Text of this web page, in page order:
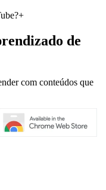
+
de
com conteúdos que